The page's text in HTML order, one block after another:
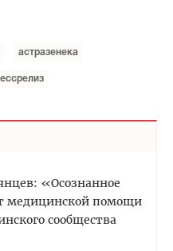
астразенека
«Осознанное
медицинской помощи
сообщества